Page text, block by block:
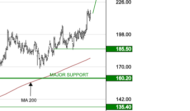
? | Daniel Cohen de Lara – Market Movers
les résultats ? | Daniel Cohen de Lara – Market Movers
la décision de la Fed | Denis Desclos – Chrono CAC
signaux | Interview Économique
à l’ère des ruptures | Interview Littéraire
| Ludovick Bertola – Les Echos de Wall Street
| Ludovick Bertola – Les Echos de Wall Street